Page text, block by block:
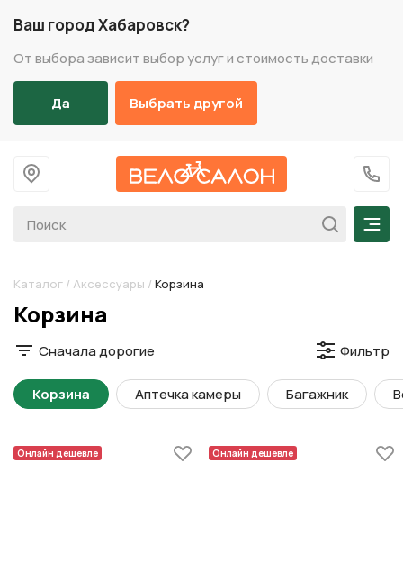
Ваш город Хабаровск?
От выбора зависит выбор услуг и стоимость доставки
Да Выбрать другой
На главную
+7
Каталог / Аксессуары / Корзина
Разделы каталога
Корзина
Сначала дорогие Фильтр
Аптечка камеры Багажник
Корзина
Онлайн дешевле Онлайн дешевле